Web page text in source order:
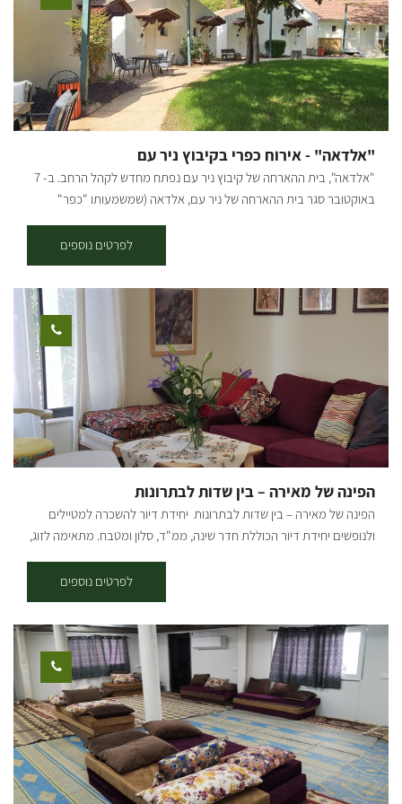
"אלדאה" - אירוח כפרי בקיבוץ ניר עם
"אלדאה", בית ההארחה של קיבוץ ניר עם נפתח מחדש לקהל הרחב. ב- 7
באוקטובר סגר בית ההארחה של ניר עם, אלדאה (שמשמעותו "כפר"
חדרי האירוח שלנו היוו בסיס צבאי, ועד לחודש מרץ השנה אירחנו באהבה
גדולה ובחיבוק את החיילים שלנו שהגנו על הבית שלנו. בחודשים האחרונים
עבר המקום שיפוץ מקיף ששינה את פניו מקצה לקצה ועכשיו סוף סוף אחרי
כל העבודה הקשה אנחנו מוכנים לחזור ולארח אתכם אצלנו. האזורים
הציבוריים שוקמו - נסללו שבילים חדשים, נשתלו מדשאות וצמחי נוי וכל
התשתיות הוחלפו. גם החדרים עברו שידרוג ושינוי מהיסוד - החל מהגגות,
דרך תשתיות המים והחשמל, הריצוף והקרמיקות ועד לכלים הסניטריים,
הריהוט והאביזרים המשלימים. וכעת, כשהכל חדש, רענן ומלא תקווה,
"אלדאה" פותחת מחדש את שעריה לקהל הרחב. 23 החדרים מתאימים
לזוגות ולמשפחות. *אטרקציות תיירותיות בקרבת הקיבוץ - גרין פאב,
ארגמן, קפה צ'לה, חץ שחור, מצפור סיבוני ועוד כל מה שיש לנו פה בסביבה.
ids="32232,32230,32228,32226,32224,32222,32220,32218,32216,32
198,32200,32202,32204,32206,32208,32210,32212,32214,32196,321
94,32192,32190,32186,32184,32182" orderby="rand"]
לפרטים נוספים
הפינה של מאירה – בין שדות לבתרונות
הפינה של מאירה – בין שדות לבתרונות יחידת דיור להשכרה למטיילים
ולנופשים יחידת דיור הכוללת חדר שינה, ממ"ד, סלון ומטבח. מתאימה לזוג,
שוקדה ושדות הכלניות של שמורת נחל הבשור. הנוף הירוק המנוקד בשלל
צבעים, מזמין ומרתק בתקופת דרום אדום ובכל ימות השנה. האזור מזמין
לטיולי מדבר, נוף כפרי, מסלולי אופנים וסיורים הסטורים המספרים את
סיפור ההתיישבות בחבל הארץ הדרומי. מכאן ניתן לצאת לטיולי כוכב
במרחב הנגב המערבי. לאורחינו מסלולי טיול מודרכים, מפות מסומנות
למסלולי רכיבה על אופניים, טיולים ברכב או ברגל. מפלסים נמצאת
במרחק 15 דקות נסיעה לחוף זיקים, 20 דקות נסיעה לאשקלון וכ- 35 דקות
נסיעה לבאר שבע. סיור מודרך ע"י מדריך בכיר (בתיאום מראש) באתרי
הנגב המערבי כמו: "חץ שחור", סיור ב"בית הבטחון" של קיבוץ סעד וסיור
במגדל המים של קיבוץ בארות יצחק ועוד. כמו כן האזור משופע באומנים
העוסקים ביצירה בקרמיקה, עץ, סיורים קולינריים בשדרות והסביבה. ימים
לפרטים נוספים